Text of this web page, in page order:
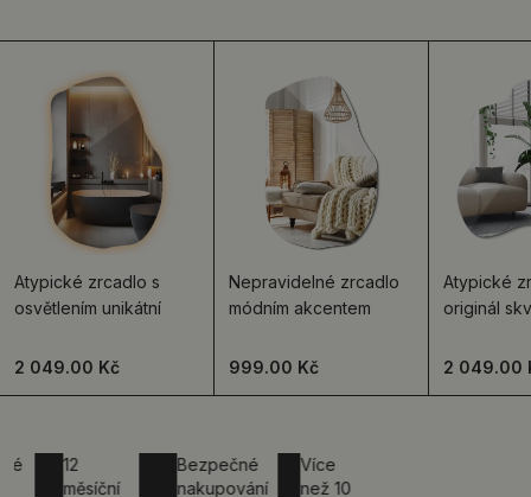
Atypické zrcadlo s
osvětlením unikátní
2 049.00 Kč
Nepravidelné zrcadlo
módním akcentem
999.00 Kč
Atypické
originál
2 049.00
měsíční
Bezpečné
nakupování
než 10